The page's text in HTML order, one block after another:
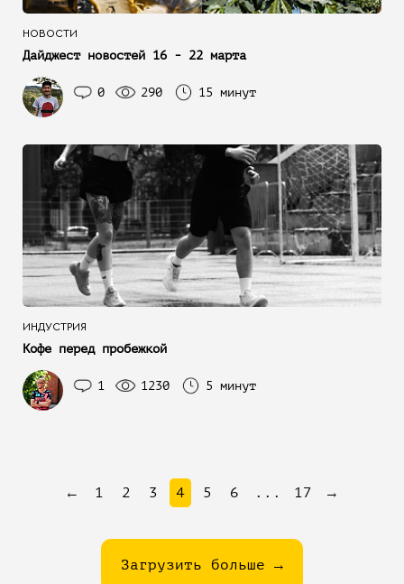
НОВОСТИ
Дайджест новостей 16 - 22 марта
0 290 15 минут
ИНДУСТРИЯ
Кофе перед пробежкой
1 1230 5 минут
Загрузить больше →
← 1 2 3 4 5 6 ... 17 →